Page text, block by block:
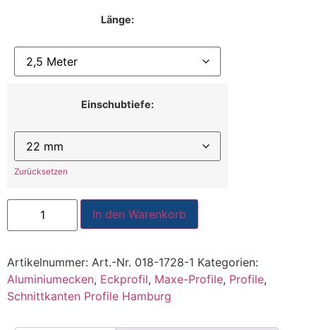
Länge:
Einschubtiefe:
Zurücksetzen
In den Warenkorb
Artikelnummer: Art.-Nr. 018-1728-1 Kategorien:
Aluminiumecken, Eckprofil, Maxe-Profile, Profile,
Schnittkanten Profile Hamburg